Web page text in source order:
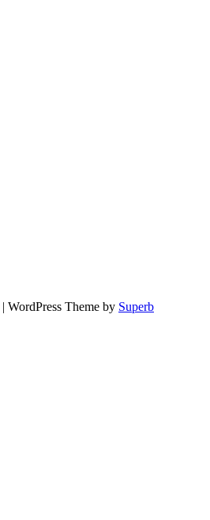
| WordPress Theme by Superb